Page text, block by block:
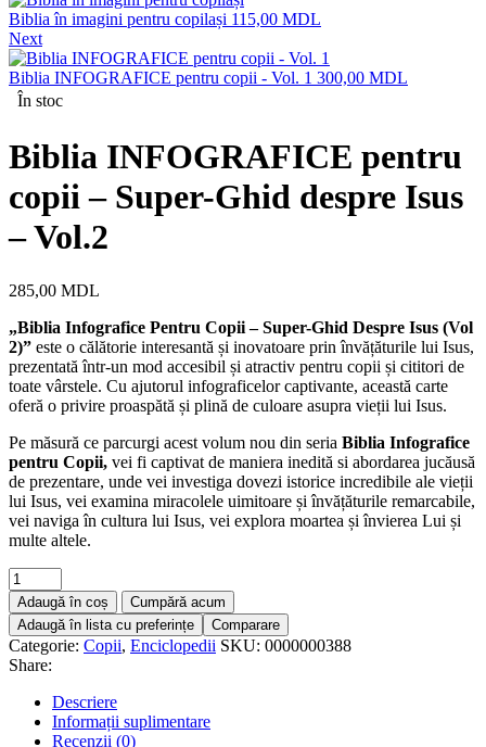
Biblia în imagini pentru copilași 115,00 MDL
Next
Biblia INFOGRAFICE pentru copii - Vol. 1 300,00 MDL
În stoc
Biblia INFOGRAFICE pentru
copii – Super-Ghid despre Isus
– Vol.2
285,00 MDL
„Biblia Infografice Pentru Copii – Super-Ghid Despre Isus (Vol
2)” este o călătorie interesantă și inovatoare prin învățăturile lui Isus,
prezentată într-un mod accesibil și atractiv pentru copii și cititori de
toate vârstele. Cu ajutorul infograficelor captivante, această carte
oferă o privire proaspătă și plină de culoare asupra vieții lui Isus.
Pe măsură ce parcurgi acest volum nou din seria Biblia Infografice
pentru Copii, vei fi captivat de maniera inedită si abordarea jucăusă
de prezentare, unde vei investiga dovezi istorice incredibile ale vieții
lui Isus, vei examina miracolele uimitoare și învățăturile remarcabile,
vei naviga în cultura lui Isus, vei explora moartea și învierea Lui și
multe altele.
Adaugă în coș
Cumpără acum
Adaugă în lista cu preferințe
Comparare
Categorie: Copii, Enciclopedii SKU: 0000000388
Share:
Descriere
Informații suplimentare
Recenzii (0)